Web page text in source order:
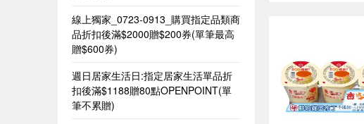
線上獨家_0723-0913_購買指定品類商
品折扣後滿$2000贈$200券(單筆最高
贈$600券)
週日居家生活日:指定居家生活單品折
扣後滿$1188贈80點OPENPOINT(單
筆不累贈)